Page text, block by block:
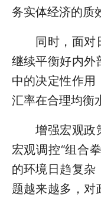
务实体经济的质
同时，面对日
继续平衡好内外
中的决定性作用
汇率在合理均衡
增强宏观政策
宏观调控“组合
的环境日趋复杂
题越来越多，对